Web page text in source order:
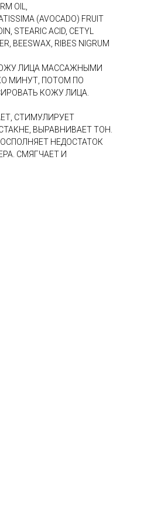
OIL,
(AVOCADO) FRUIT
STEARIC ACID, CETYL
BEESWAX, RIBES NIGRUM
ЛИЦА МАССАЖНЫМИ
МИНУТ, ПОТОМ ПО
КОЖУ ЛИЦА.
СТИМУЛИРУЕТ
ВЫРАВНИВАЕТ ТОН.
НЕДОСТАТОК
СМЯГЧАЕТ И